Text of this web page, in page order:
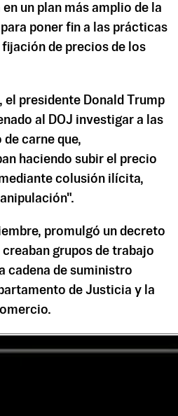
un plan más amplio de la
poner fin a las prácticas
de precios de los
el presidente Donald Trump
al DOJ investigar a las
de carne que,
haciendo subir el precio
colusión ilícita,
promulgó un decreto
grupos de trabajo
cadena de suministro
de Justicia y la